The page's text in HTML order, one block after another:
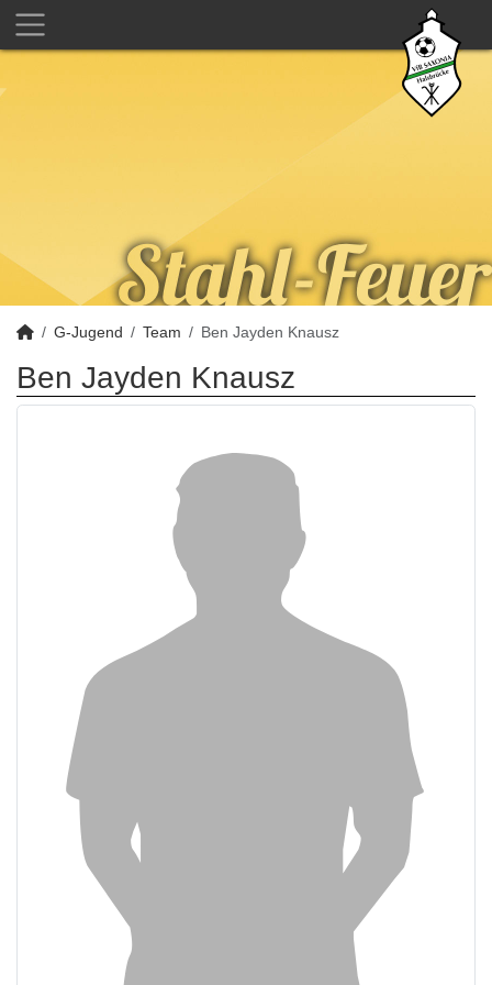
G-Jugend Team Ben Jayden Knausz
Ben Jayden Knausz